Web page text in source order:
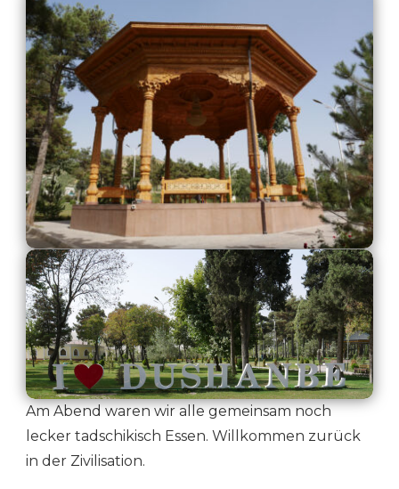
Am Abend waren wir alle gemeinsam noch
lecker tadschikisch Essen. Willkommen zurück
in der Zivilisation.